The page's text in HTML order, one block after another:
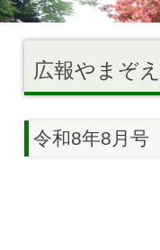
広報やまぞ
令和8年8月